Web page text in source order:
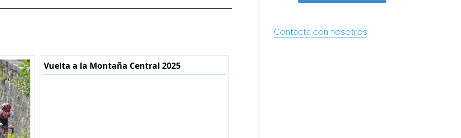
Vuelta a la Montaña Central 2025
Contacta con nosotros